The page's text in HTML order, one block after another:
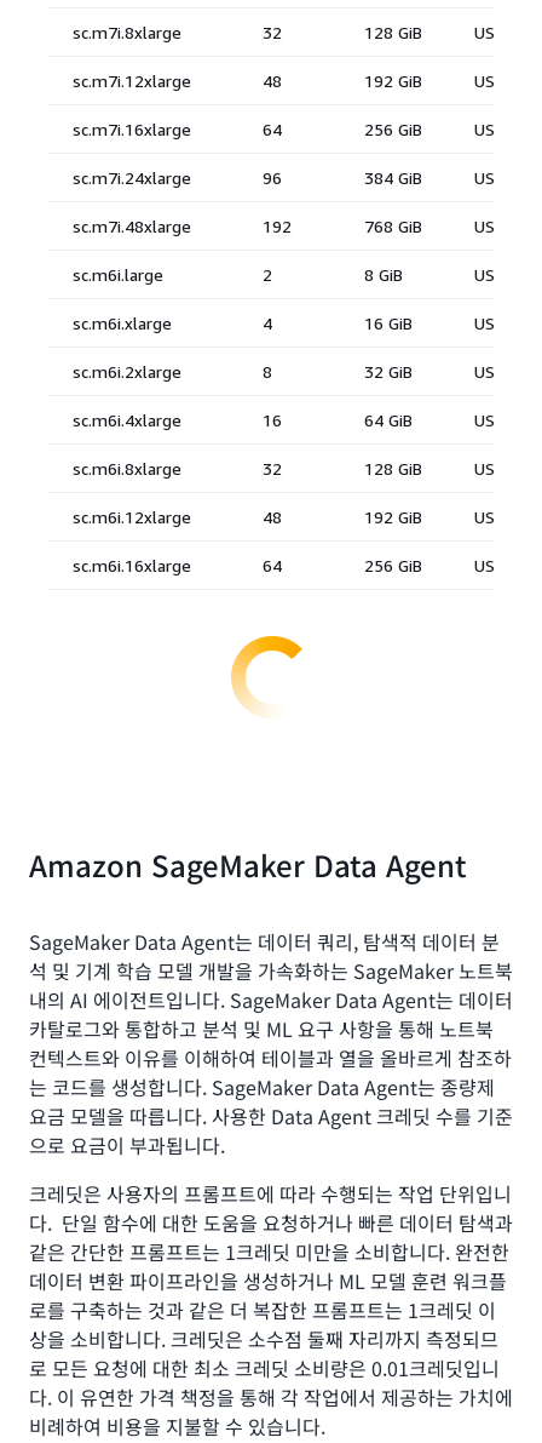
Amazon SageMaker Data Agent
SageMaker Data Agent는 데이터 쿼리, 탐색적 데이터 분
석 및 기계 학습 모델 개발을 가속화하는 SageMaker 노트북
내의 AI 에이전트입니다. SageMaker Data Agent는 데이터
카탈로그와 통합하고 분석 및 ML 요구 사항을 통해 노트북
컨텍스트와 이유를 이해하여 테이블과 열을 올바르게 참조하
는 코드를 생성합니다. SageMaker Data Agent는 종량제
요금 모델을 따릅니다. 사용한 Data Agent 크레딧 수를 기준
으로 요금이 부과됩니다.
크레딧은 사용자의 프롬프트에 따라 수행되는 작업 단위입니
다. 단일 함수에 대한 도움을 요청하거나 빠른 데이터 탐색과
같은 간단한 프롬프트는 1크레딧 미만을 소비합니다. 완전한
데이터 변환 파이프라인을 생성하거나 ML 모델 훈련 워크플
로를 구축하는 것과 같은 더 복잡한 프롬프트는 1크레딧 이
상을 소비합니다. 크레딧은 소수점 둘째 자리까지 측정되므
로 모든 요청에 대한 최소 크레딧 소비량은 0.01크레딧입니
다. 이 유연한 가격 책정을 통해 각 작업에서 제공하는 가치에
비례하여 비용을 지불할 수 있습니다.